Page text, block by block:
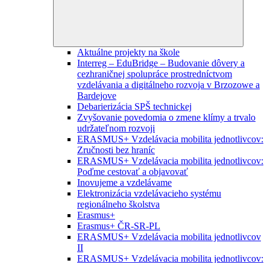
Aktuálne projekty na škole
Interreg – EduBridge – Budovanie dôvery a
cezhraničnej spolupráce prostredníctvom
vzdelávania a digitálneho rozvoja v Brzozowe a
Bardejove
Debarierizácia SPŠ technickej
Zvyšovanie povedomia o zmene klímy a trvalo
udržateľnom rozvoji
ERASMUS+ Vzdelávacia mobilita jednotlivcov:
Zručnosti bez hraníc
ERASMUS+ Vzdelávacia mobilita jednotlivcov:
Poďme cestovať a objavovať
Inovujeme a vzdelávame
Elektronizácia vzdelávacieho systému
regionálneho školstva
Erasmus+
Erasmus+ ČR-SR-PL
ERASMUS+ Vzdelávacia mobilita jednotlivcov
II
ERASMUS+ Vzdelávacia mobilita jednotlivcov: